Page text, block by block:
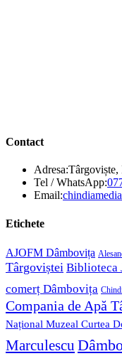
Contact
Adresa:Târgoviște,
Tel / WhatsApp:
Email:
Etichete
AJOFM Dâmbovița
Târgoviștei Biblioteca
comerț Dâmbovița
Compania de Apă
Național Muzeal Curtea
Marculescu